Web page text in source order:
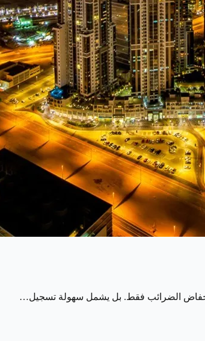
انخفاض الضرائب فقط. بل يشمل سهولة تسجيل…